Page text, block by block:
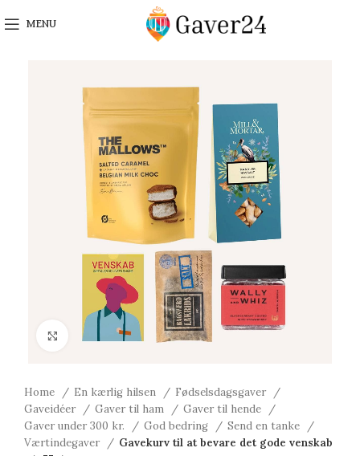
MENU
Click to enlarge
Home En kærlig hilsen
Fødselsdagsgaver
Gaveidéer
Gaver til ham
Gaver til hende
Gaver under 300 kr.
God bedring
Send en tanke
Værtindegaver
Gavekurv til at bevare det gode venskab